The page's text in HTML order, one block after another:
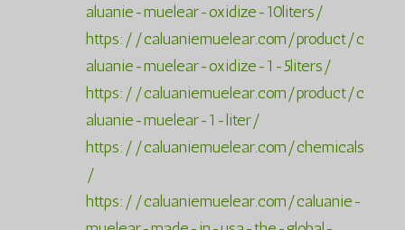
aluanie-muelear-oxidize-10liters/
https://caluaniemuelear.com/product/c
aluanie-muelear-oxidize-1-5liters/
https://caluaniemuelear.com/product/c
aluanie-muelear-1-liter/
https://caluaniemuelear.com/chemicals
/
https://caluaniemuelear.com/caluanie-